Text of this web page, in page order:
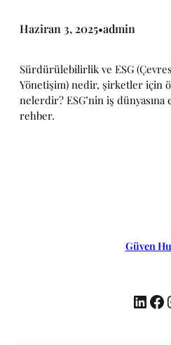
Haziran 3, 2025•admin
Sürdürülebilirlik ve ESG
Yönetişim) nedir, şirketler için
nelerdir? ESG’nin iş
rehber.
Güven
LinkedIn Facebook